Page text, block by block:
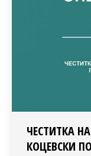
ЧЕСТИТКА
КОЦЕВСКИ